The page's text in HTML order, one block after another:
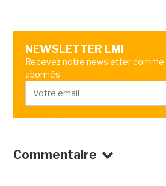
NEWSLETTER LMI
Recevez notre newsletter
abonnés
Commentaire